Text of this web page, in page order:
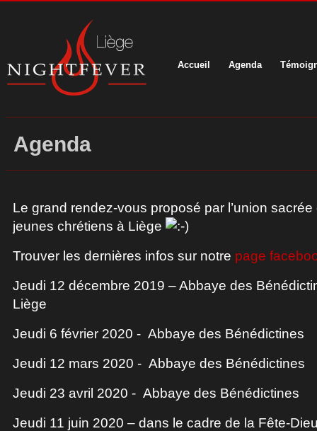
Accueil Agenda
Agenda
Le grand rendez-vous proposé par l’union
jeunes chrétiens à Liège
Trouver les dernières infos sur notre page
Jeudi 12 décembre 2019 – Abbaye des
Liège
Jeudi 6 février 2020 - Abbaye des Bénédictines
Jeudi 12 mars 2020 - Abbaye des Bénédictines
Jeudi 23 avril 2020 - Abbaye des Bénédictines
Jeudi 11 juin 2020 – dans le cadre de la Fête-